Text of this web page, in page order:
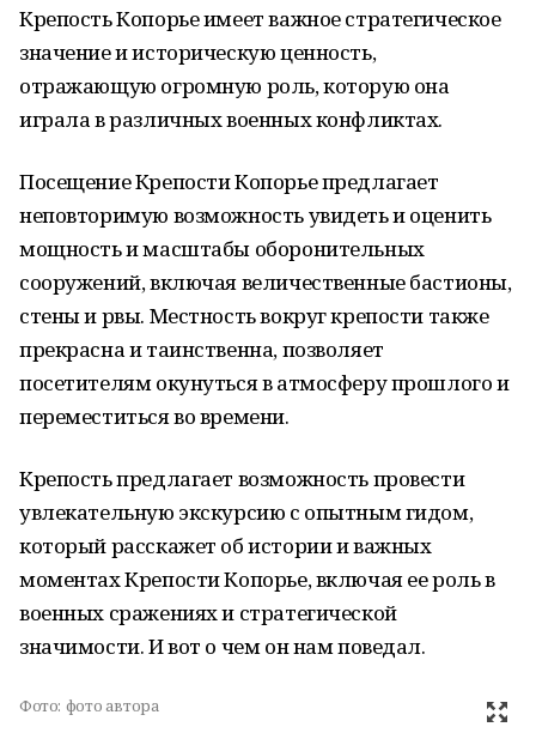
Крепость Копорье имеет важное стратегическое
значение и историческую ценность,
отражающую огромную роль, которую она
играла в различных военных конфликтах.
Посещение Крепости Копорье предлагает
неповторимую возможность увидеть и оценить
мощность и масштабы оборонительных
сооружений, включая величественные бастионы,
стены и рвы. Местность вокруг крепости также
прекрасна и таинственна, позволяет
посетителям окунуться в атмосферу прошлого и
переместиться во времени.
Крепость предлагает возможность провести
увлекательную экскурсию с опытным гидом,
который расскажет об истории и важных
моментах Крепости Копорье, включая ее роль в
военных сражениях и стратегической
значимости. И вот о чем он нам поведал.
Фото: фото автора